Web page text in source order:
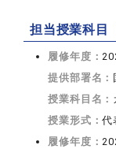
担当授業科目
履修年度：
提供部署名：
授業科目名：
授業形式：代
履修年度：